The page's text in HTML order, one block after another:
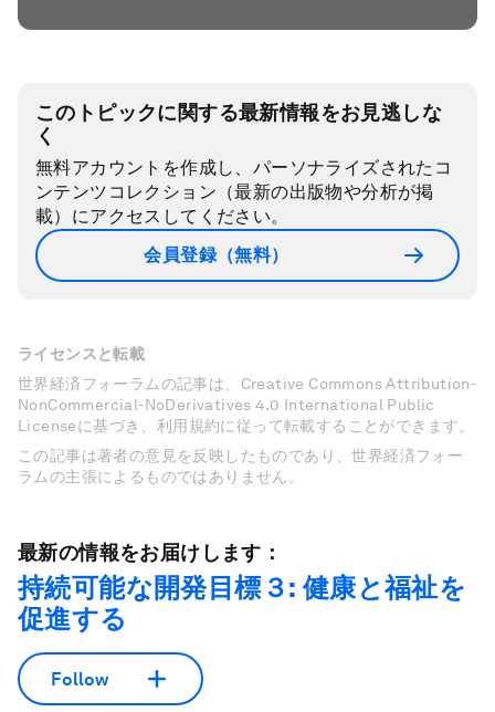
このトピックに関する最新情報をお見逃しな
く
無料アカウントを作成し、パーソナライズされたコ
ンテンツコレクション（最新の出版物や分析が掲
載）にアクセスしてください。
会員登録（無料）
ライセンスと転載
世界経済フォーラムの記事は、Creative Commons Attribution-
NonCommercial-NoDerivatives 4.0 International Public
Licenseに基づき、利用規約に従って転載することができます。
この記事は著者の意見を反映したものであり、世界経済フォー
ラムの主張によるものではありません。
最新の情報をお届けします：
持続可能な開発目標３: 健康と福祉を
促進する
Follow